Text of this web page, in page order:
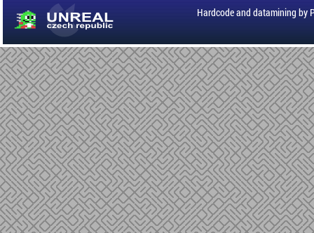
Hardcode and datamining by